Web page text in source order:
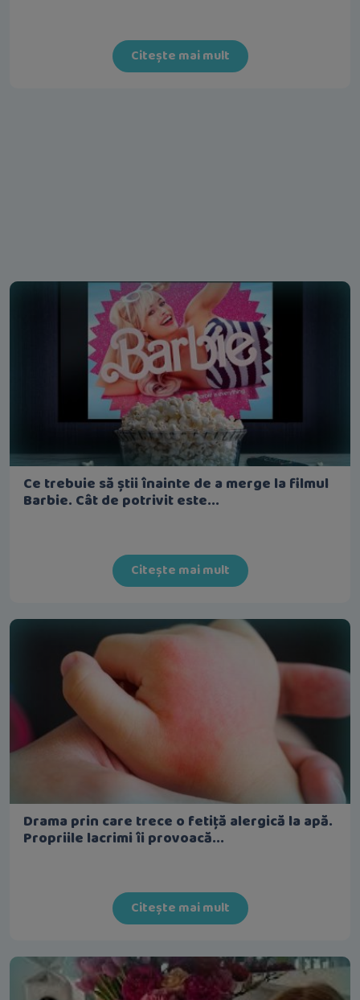
Citește mai mult
Ce trebuie să știi înainte de a merge la filmul
Barbie. Cât de potrivit este...
Citește mai mult
Drama prin care trece o fetiță alergică la apă.
Propriile lacrimi îi provoacă...
Citește mai mult